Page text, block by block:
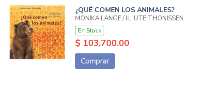
¿QUÉ COMEN LOS ANIMALES?
MONIKA LANGE / IL. UTE THÖNISSEN
En Stock
$ 103,700.00
Comprar